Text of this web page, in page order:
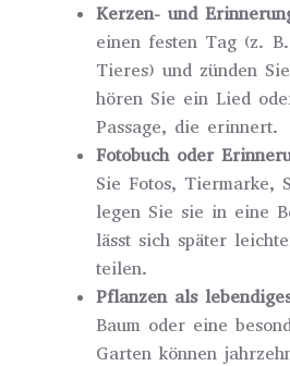
Kerzen- und
einen festen Tag (z.
Tieres) und zünden
hören Sie ein Lied
Passage, die erinnert.
Fotobuch oder
Sie Fotos, Tiermarke,
legen Sie sie in eine
lässt sich später
teilen.
Pflanzen als
Baum oder eine
Garten können